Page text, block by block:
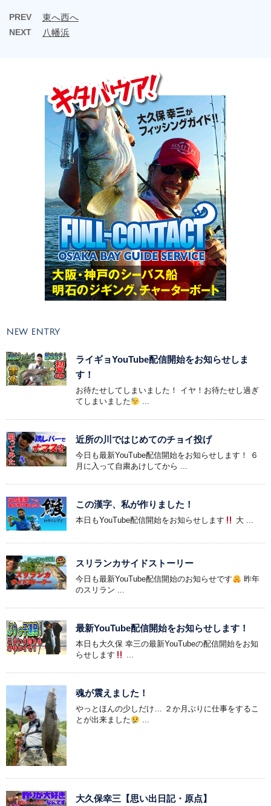
PREV 東へ西へ
NEXT 八幡浜
NEW ENTRY
ライギョYouTube配信開始をお知らせしま
す！
お待たせしてしまいました！ イヤ！お待たせし過ぎ
てしまいました
...
近所の川ではじめてのチョイ投げ
今日も最新YouTube配信開始をお知らせします！ ６
月に入って自粛あけしてから ...
この漢字、私が作りました！
本日もYouTube配信開始をお知らせします 大 ...
スリランカサイドストーリー
今日も最新YouTube配信開始のお知らせです
昨年
のスリラン ...
最新YouTube配信開始をお知らせします！
本日も大久保 幸三の最新YouTubeの配信開始をお知
らせします
...
魂が震えました！
やっとほんの少しだけ… ２か月ぶりに仕事をするこ
とが出来ました
...
大久保幸三【思い出日記・原点】